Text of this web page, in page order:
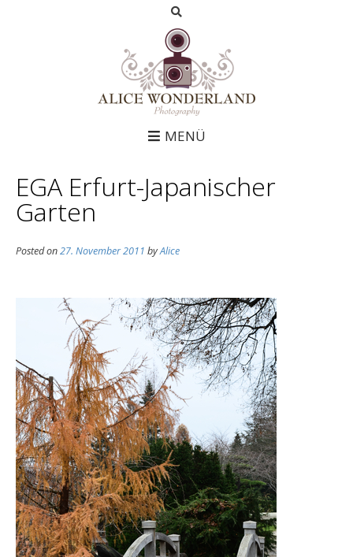
MENÜ
EGA Erfurt-Japanischer
Garten
Posted on27. November 2011 byAlice